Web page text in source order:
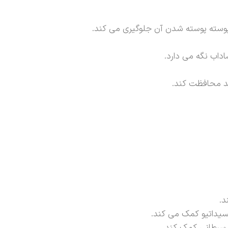
پوسته شدن آن جلوگیری می کند.
نگه می دارد.
محافظت کند.
کمک می کند.